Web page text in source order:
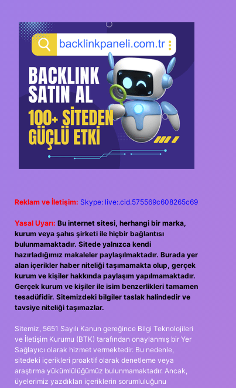
Reklam ve İletişim: Skype: live:.cid.575569c608265c69
Yasal Uyarı: Bu internet sitesi, herhangi bir marka,
kurum veya şahıs şirketi ile hiçbir bağlantısı
bulunmamaktadır. Sitede yalnızca kendi
hazırladığımız makaleler paylaşılmaktadır. Burada yer
alan içerikler haber niteliği taşımamakta olup, gerçek
kurum ve kişiler hakkında paylaşım yapılmamaktadır.
Gerçek kurum ve kişiler ile isim benzerlikleri tamamen
tesadüfidir. Sitemizdeki bilgiler taslak halindedir ve
tavsiye niteliği taşımazlar.
Sitemiz, 5651 Sayılı Kanun gereğince Bilgi Teknolojileri
ve İletişim Kurumu (BTK) tarafından onaylanmış bir Yer
Sağlayıcı olarak hizmet vermektedir. Bu nedenle,
sitedeki içerikleri proaktif olarak denetleme veya
araştırma yükümlülüğümüz bulunmamaktadır. Ancak,
üyelerimiz yazdıkları içeriklerin sorumluluğunu